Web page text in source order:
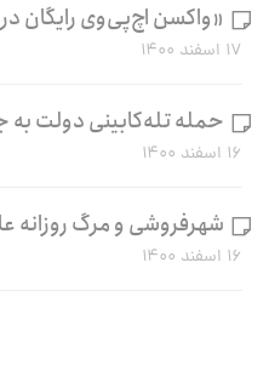
«واکسن اچ‌پی‌وی رایگان
۱۷ اسفند ۱۴۰۰
حمله تله‌کابینی دولت به
۱۶ اسفند ۱۴۰۰
شهرفروشی و مرگ روزانه
۱۶ اسفند ۱۴۰۰